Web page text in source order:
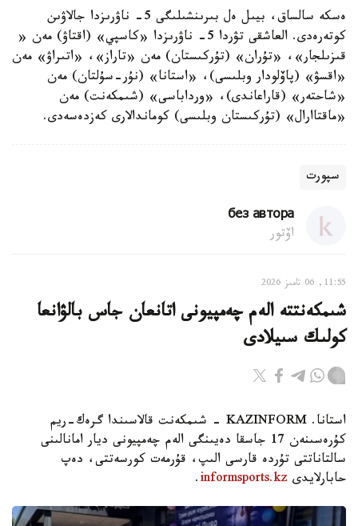
ەسكە سالساق، بيىل ەل بىرىنشىلىگى 5- ناۋرىزدا جالاۋىن
كوتەرەدى. العاشقى تۋردا 5- ناۋرىزدا «كاسپي» (اقتاۋ) مەن «
قىزىلجار»، «تۇران» (تۇركىستان) مەن «تاراز»، «اتىراۋ» مەن
«اقسۋ» (پاۆلودار وبلىسى)، «استانا» (نۇر-سۇلتان) مەن
«شاحتەر» (قاراعاندى)، «ورداباسى» (شىمكەنت) مەن
«ماقتاارال» (تۇركىستان وبلىسى) كوماندالارى كەزدەسەدى.
سپورت
без автора
اۆتور
11:55, 06 تامىز 2026
شىمكەنتتە الەم چەمپيونى اتانعان جاس بالۋانعا
كولىك سىيلادى
استانا. KAZINFORM - شىمكەنت قالاسىندا گرەك-ريم
كۇرەسىنەن 17 جاسقا دەيىنگى الەم چەمپيونى ديار امانالىنى
سالتاناتتى تۇردە قارسى الىپ، قۇرمەت كورسەتتى، دەپ
حابارلايدى informsports.kz
.